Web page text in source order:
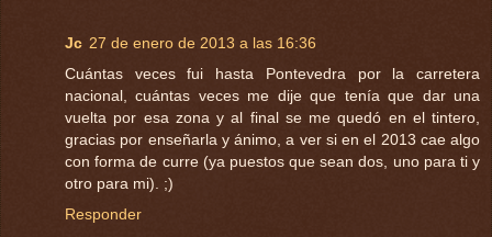
Jc 27 de enero de 2013 a las 16:36
Cuántas veces fui hasta Pontevedra por la carretera
nacional, cuántas veces me dije que tenía que dar una
vuelta por esa zona y al final se me quedó en el tintero,
gracias por enseñarla y ánimo, a ver si en el 2013 cae algo
con forma de curre (ya puestos que sean dos, uno para ti y
otro para mi). ;)
Responder